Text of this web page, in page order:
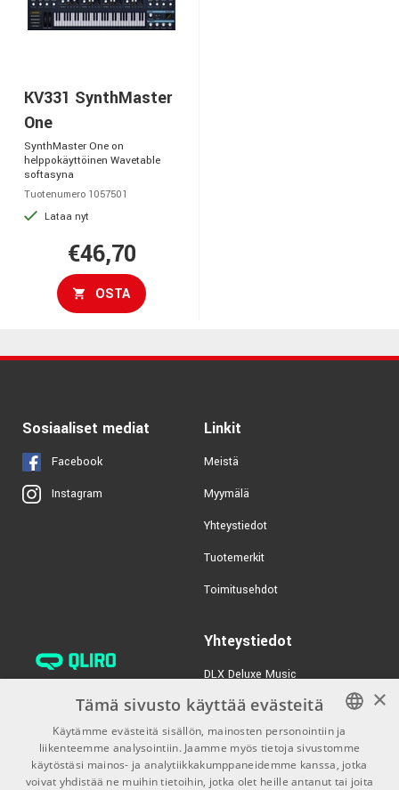
KV331 SynthMaster
One
SynthMaster One on
helppokäyttöinen Wavetable
softasyna
Tuotenumero 1057501
Lataa nyt
€46,70
OSTA
Sosiaaliset mediat
Facebook
Instagram
Linkit
Meistä
Myymälä
Yhteystiedot
Tuotemerkit
Toimitusehdot
Yhteystiedot
DLX Deluxe Music
verkkokaupan asiakaspalvelu:
tilaus@dlxmusic.fi
Puh: 0207 282240 (arkisin klo
13-17)
FINNISH
FINNISH
×
Tämä sivusto käyttää evästeitä
Käytämme evästeitä sisällön, mainosten personointiin ja
liikenteemme analysointiin. Jaamme myös tietoja sivustomme
käytöstäsi mainos- ja analytiikkakumppaneidemme kanssa, jotka
voivat yhdistää ne muihin tietoihin, jotka olet heille antanut tai joita